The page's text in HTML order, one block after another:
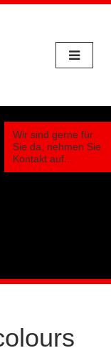
Wir sind gerne für
Sie da, nehmen Sie
Kontakt auf...